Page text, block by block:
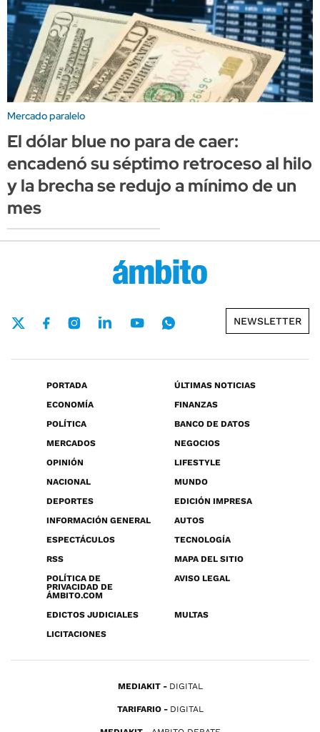
Mercado paralelo
El dólar blue no para de caer:
encadenó su séptimo retroceso al hilo
y la brecha se redujo a mínimo de un
mes
NEWSLETTER
PORTADA
ÚLTIMAS NOTICIAS
ECONOMÍA
FINANZAS
POLÍTICA
BANCO DE DATOS
MERCADOS
NEGOCIOS
OPINIÓN
LIFESTYLE
NACIONAL
MUNDO
DEPORTES
EDICIÓN IMPRESA
INFORMACIÓN GENERAL
AUTOS
ESPECTÁCULOS
TECNOLOGÍA
RSS
MAPA DEL SITIO
POLÍTICA DE
PRIVACIDAD DE
ÁMBITO.COM
AVISO LEGAL
EDICTOS JUDICIALES
MULTAS
LICITACIONES
MEDIAKIT DIGITAL
TARIFARIO DIGITAL